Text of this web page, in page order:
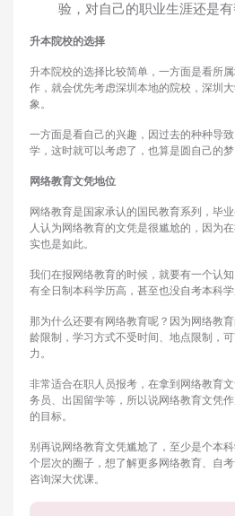
验，对自己的职业生涯还是有
升本院校的选择
升本院校的选择比较简单，一方面是看所
作，就会优先考虑深圳本地的院校，深圳
象。
一方面是看自己的兴趣，因过去的种种导
学，这时就可以考虑了，也算是圆自己的梦
网络教育文凭地位
网络教育是国家承认的国民教育系列，毕
人认为网络教育的文凭是很尴尬的，因为
实也是如此。
我们在报网络教育的时候，就要有一个认
有全日制本科学历高，甚至也没自考本科学
那为什么还要有网络教育呢？因为网络教
龄限制，学习方式不受时间、地点限制，
力。
非常适合在职人员报考，在拿到网络教育
务员、出国留学等，所以说网络教育文凭
的目标。
别再说网络教育文凭尴尬了，至少是个本
个层次的圈子，想了解更多网络教育、自
咨询深大优课。